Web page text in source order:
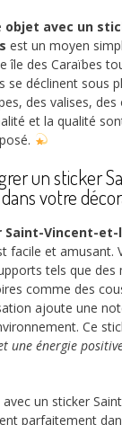
objet avec un
est un moyen
île des Caraïbes
se déclinent sous
des valises,
et la qualité
un sticker
votre
Saint-Vincent-et-
facile et amusant.
tels que des
comme des
ajoute une
Ce
une énergie
un sticker
parfaitement